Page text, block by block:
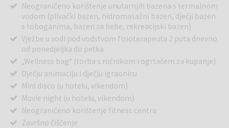
Neograničeno korištenje unutarnjih bazena s termalnom
vodom (plivački bazen, hidromasažni bazen, dječji bazen
s toboganima, bazen za bebe, rekreacijski bazen)
Vježbe u vodi pod vodstvom fizioterapeuta 2 puta dnevno
od ponedjeljka do petka
„Wellness bag“ (torba s ručnikom i ogrtačem za kupanje)
Dječju animaciju i dječju igraonicu
Mini disco (u hotelu, vikendom)
Movie night (u hotelu, vikendom)
Neograničeno korištenje fitness centra
Završno čiščenje